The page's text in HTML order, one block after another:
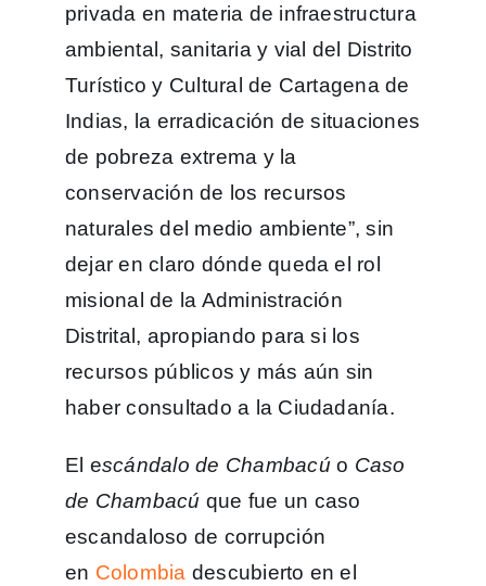
privada en materia de infraestructura
ambiental, sanitaria y vial del Distrito
Turístico y Cultural de Cartagena de
Indias, la erradicación de situaciones
de pobreza extrema y la
conservación de los recursos
naturales del medio ambiente”, sin
dejar en claro dónde queda el rol
misional de la Administración
Distrital, apropiando para si los
recursos públicos y más aún sin
haber consultado a la Ciudadanía.
El escándalo de Chambacú o Caso
de Chambacú que fue un caso
escandaloso de corrupción
en Colombia descubierto en el